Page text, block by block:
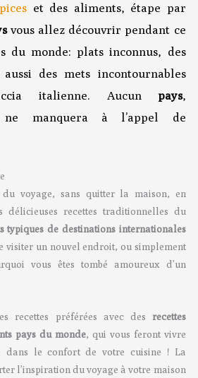
et des aliments, étape par
vous allez découvrir pendant ce
du monde: plats inconnus, des
des mets incontournables
italienne. Aucun pays,
manquera à l’appel de
voyage, sans quitter la maison, en
délicieuses recettes traditionnelles du
typiques de destinations internationales
visiter un nouvel endroit, ou simplement
vous êtes tombé amoureux d’un
recettes préférées avec des recettes
pays du monde, qui vous feront vivre
dans le confort de votre cuisine ! La
l’inspiration du voyage à votre maison